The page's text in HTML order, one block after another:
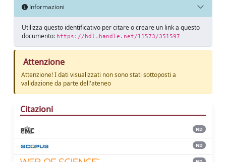
Informazioni
Utilizza questo identificativo per citare o creare un link a questo
documento: https://hdl.handle.net/11573/351597
Attenzione
Attenzione! I dati visualizzati non sono stati sottoposti a
validazione da parte dell'ateneo
Citazioni
ND
ND